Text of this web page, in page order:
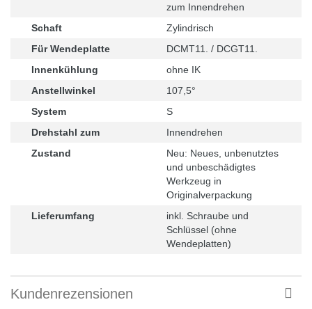
zum Innendrehen
Schaft
Zylindrisch
Für Wendeplatte
DCMT11. / DCGT11.
Innenkühlung
ohne IK
Anstellwinkel
107,5°
System
S
Drehstahl zum
Innendrehen
Zustand
Neu: Neues, unbenutztes
und unbeschädigtes
Werkzeug in
Originalverpackung
Lieferumfang
inkl. Schraube und
Schlüssel (ohne
Wendeplatten)
Kundenrezensionen